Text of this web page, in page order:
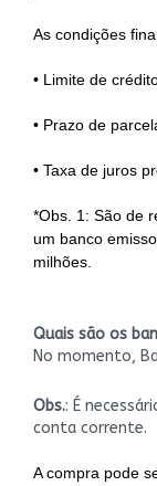
As condições
• Limite de
• Prazo de
• Taxa de juros
*Obs. 1: São de
um banco
milhões.
Quais são os
No momento,
Obs.: É
conta corrente.
A compra pode